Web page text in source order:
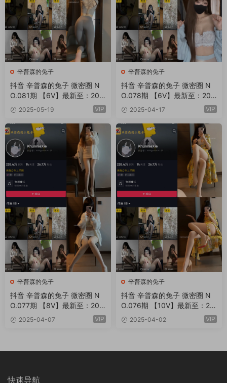
辛普森的兔子
抖音 辛普森的兔子 微密圈 N
O.081期 【6V】最新至：202
5.5.22
2025-05-19 VIP
辛普森的兔子
抖音 辛普森的兔子 微密圈 N
O.078期 【6V】最新至：202
5.4.20
2025-04-17 VIP
辛普森的兔子
抖音 辛普森的兔子 微密圈 N
O.077期 【8V】最新至：202
5.4.10
2025-04-07 VIP
辛普森的兔子
抖音 辛普森的兔子 微密圈 N
O.076期 【10V】最新至：20
25.4.5
2025-04-02 VIP
快速导航